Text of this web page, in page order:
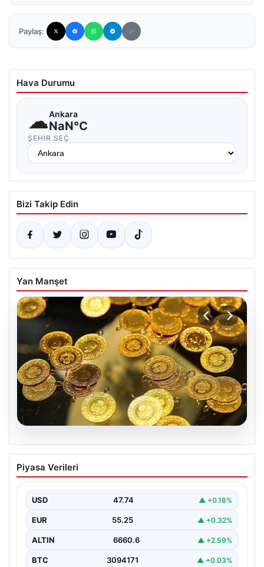
Paylaş:
Hava Durumu
☁Ankara
NaN°C
ŞEHIR SEÇ
Bizi Takip Edin
Yan Manşet
07.08.2026
Altın fiyatları canlı 7 Nisan 2026: Altın
fiyatları bugün ne kadar oldu?
Piyasa Verileri
USD 47.74 ▲ +0.18%
EUR 55.25 ▲ +0.32%
ALTIN 6660.6 ▲ +2.59%
BTC 3094171 ▲ +0.03%